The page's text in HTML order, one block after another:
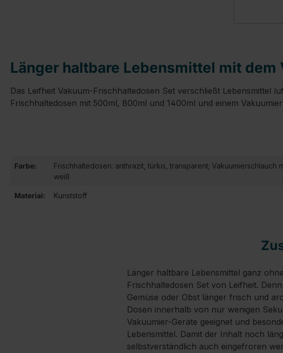
Länger haltbare Lebensmittel mit
Das Leifheit Vakuum-Frischhaltedosen Set verschließt Lebensmittel
Frischhaltedosen mit 500ml, 800ml und 1400ml und einem
Farbe:
Frischhaltedosen: anthrazit, türkis, transparent; Vakuumierschlauch
weiß
Material: Kunststoff
Länger haltbare Lebensmittel ganz
Frischhaltedosen Set von Leifheit.
Gemüse oder Obst länger frisch und
Dosen innerhalb von nur wenigen
Vakuumier-Geräte geeignet und
Lebensmittel. Damit der Inhalt noch
selbstverständlich auch eingefroren